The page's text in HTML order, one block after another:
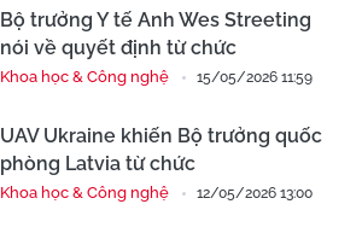
Bộ trưởng Y tế Anh Wes Streeting
nói về quyết định từ chức
Khoa học & Công nghệ 15/05/2026 11:59
UAV Ukraine khiến Bộ trưởng quốc
phòng Latvia từ chức
Khoa học & Công nghệ 12/05/2026 13:00